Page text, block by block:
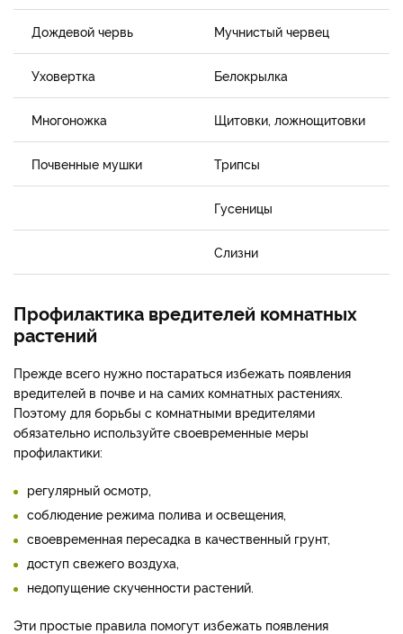
Дождевой червь Мучнистый червец
Уховертка Белокрылка
Многоножка Щитовки, ложнощитовки
Почвенные мушки Трипсы
Гусеницы
Слизни
Профилактика вредителей комнатных
растений
Прежде всего нужно постараться избежать появления
вредителей в почве и на самих комнатных растениях.
Поэтому для борьбы с комнатными вредителями
обязательно используйте своевременные меры
профилактики:
регулярный осмотр,
соблюдение режима полива и освещения,
своевременная пересадка в качественный грунт,
доступ свежего воздуха,
недопущение скученности растений.
Эти простые правила помогут избежать появления